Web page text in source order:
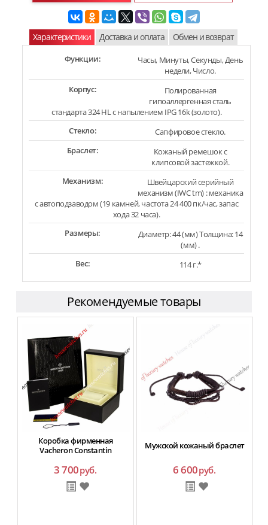
Характеристики Доставка и оплата Обмен и возврат
Функции:
Часы, Минуты, Секунды, День
недели, Число.
Корпус:
Полированная
гипоаллергенная сталь
стандарта 324 HL с напылением IPG 16k (золото).
Стекло:
Сапфировое стекло.
Браслет:
Кожаный ремешок с
клипсовой застежкой.
Механизм:
Швейцарский серийный
механизм (IWC tm) : механика
с автоподзаводом (19 камней, частота 24 400 пк/час, запас
хода 32 часа).
Размеры:
Диаметр: 44 (мм) Толщина: 14
(мм) .
Вес:
114 г.*
Рекомендуемые товары
Коробка фирменная
Vacheron Constantin
3 700руб.
Мужской кожаный браслет
6 600руб.